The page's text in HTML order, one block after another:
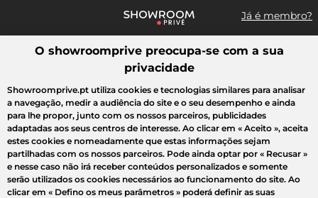
Já é membro?
Pesquisar uma marca, um artigo, uma venda...
Todas as vendas Moda Desporto Casa Criança Beleza
O showroomprive preocupa-se com a sua
privacidade
Showroomprive.pt utiliza cookies e tecnologias similares para analisar
a navegação, medir a audiência do site e o seu desempenho e ainda
para lhe propor, junto com os nossos parceiros, publicidades
adaptadas aos seus centros de interesse. Ao clicar em « Aceito », aceita
estes cookies e nomeadamente que estas informações sejam
partilhadas com os nossos parceiros. Pode ainda optar por « Recusar »
e nesse caso não irá receber conteúdos personalizados e somente
serão utilizados os cookies necessários ao funcionamento do site. Ao
clicar em « Defino os meus parâmetros » poderá definir as suas